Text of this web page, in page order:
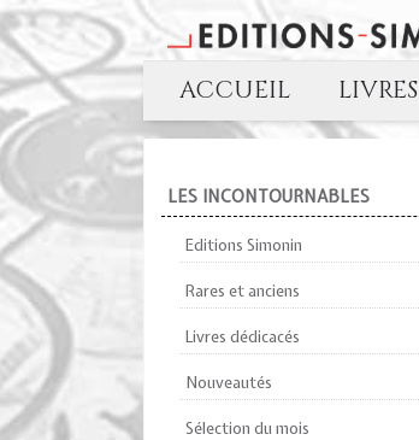
ACCUEIL LIVRES
LES INCONTOURNABLES
Editions Simonin
Rares et anciens
Livres dédicacés
Nouveautés
Sélection du mois